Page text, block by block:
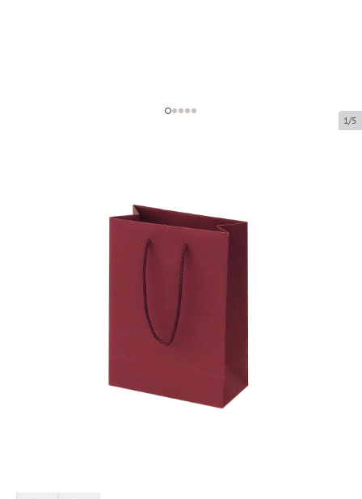
1/5
kangast käepidemetega
Toote saab kätte pakipunktist.